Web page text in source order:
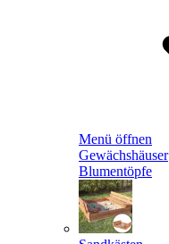
Menü öffnen
Gewächshäuser
Blumentöpfe